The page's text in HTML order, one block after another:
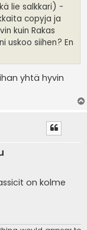
lie salkkari) -
copyja ja
kuin Rakas
uskoo siihen? En
yhtä hyvin
on kolme